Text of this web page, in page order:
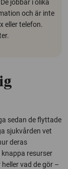
jobbar i olika
och är inte
eller telefon.
sedan de flyttade
sjukvården vet
deras
resurser
vad de gör –